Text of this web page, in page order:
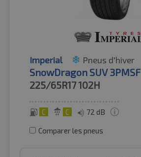
Imperial Pneus d'hiver
SnowDragon SUV 3PMSF
225/65R17102H
C C 72 dB
Comparer les pneus